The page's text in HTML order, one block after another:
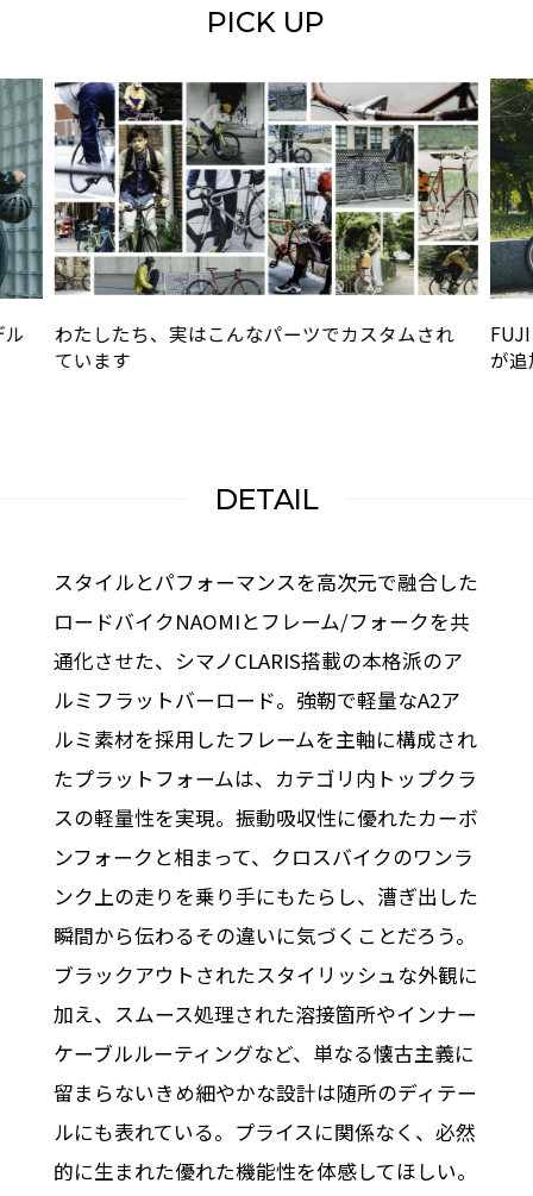
PICK UP
ル
わたしたち、実はこんなパーツでカスタムされ
ています
が
DETAIL
スタイルとパフォーマンスを高次元で融合した
ロードバイクNAOMIとフレーム/フォークを共
通化させた、シマノCLARIS搭載の本格派のア
ルミフラットバーロード。強靭で軽量なA2ア
ルミ素材を採用したフレームを主軸に構成され
たプラットフォームは、カテゴリ内トップクラ
スの軽量性を実現。振動吸収性に優れたカーボ
ンフォークと相まって、クロスバイクのワンラ
ンク上の走りを乗り手にもたらし、漕ぎ出した
瞬間から伝わるその違いに気づくことだろう。
ブラックアウトされたスタイリッシュな外観に
加え、スムース処理された溶接箇所やインナー
ケーブルルーティングなど、単なる懐古主義に
留まらないきめ細やかな設計は随所のディテー
ルにも表れている。プライスに関係なく、必然
的に生まれた優れた機能性を体感してほしい。